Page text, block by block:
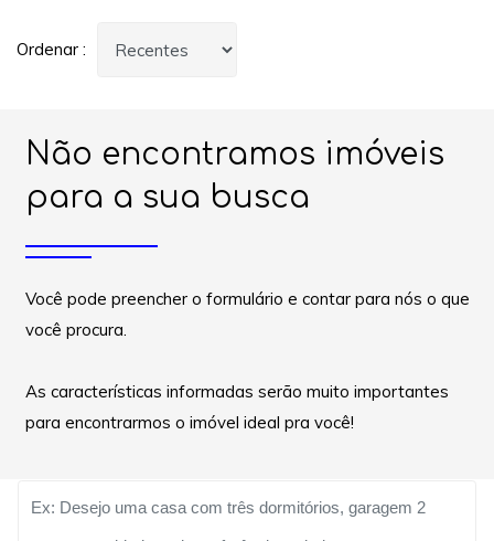
Ordenar :
Não encontramos imóveis
para a sua busca
Você pode preencher o formulário e contar para nós o que
você procura.
As características informadas serão muito importantes
para encontrarmos o imóvel ideal pra você!